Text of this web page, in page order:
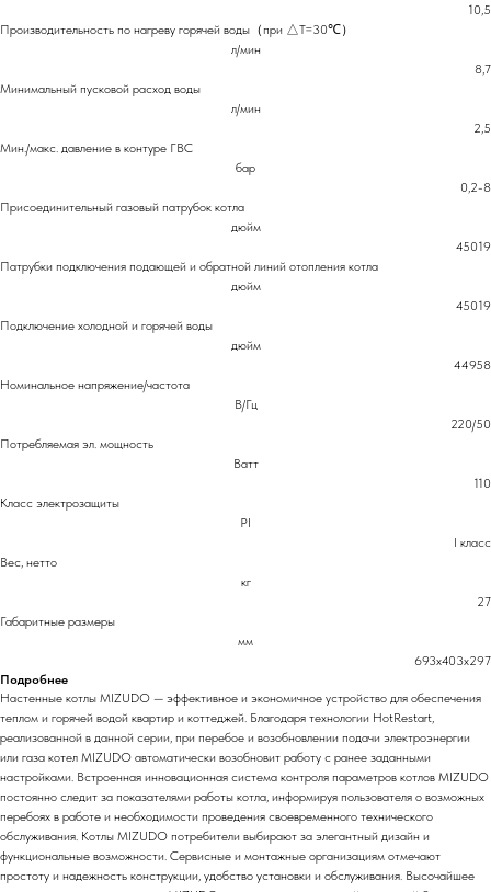
10,5
Производительность по нагреву горячей воды（при △T=30℃）
л/мин
8,7
Минимальный пусковой расход воды
л/мин
2,5
Мин./макс. давление в контуре ГВС
бар
0,2-8
Присоединительный газовый патрубок котла
дюйм
45019
Патрубки подключения подающей и обратной линий отопления котла
дюйм
45019
Подключение холодной и горячей воды
дюйм
44958
Номинальное напряжение/частота
В/Гц
220/50
Потребляемая эл. мощность
Ватт
110
Класс электрозащиты
PI
I класс
Вес, нетто
кг
27
Габаритные размеры
мм
693х403х297
Подробнее
Настенные котлы MIZUDO — эффективное и экономичное устройство для обеспечения
теплом и горячей водой квартир и коттеджей. Благодаря технологии HotRestart,
реализованной в данной серии, при перебое и возобновлении подачи электроэнергии
или газа котел MIZUDO автоматически возобновит работу с ранее заданными
настройками. Встроенная инновационная система контроля параметров котлов MIZUDO
постоянно следит за показателями работы котла, информируя пользователя о возможных
перебоях в работе и необходимости проведения своевременного технического
обслуживания. Котлы MIZUDO потребители выбирают за элегантный дизайн и
функциональные возможности. Сервисные и монтажные организациям отмечают
простоту и надежность конструкции, удобство установки и обслуживания. Высочайшее